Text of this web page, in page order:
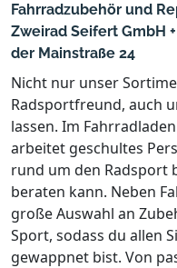
Fahrradzubehör und
Zweirad Seifert GmbH
der Mainstraße 24
Nicht nur unser
Radsportfreund, auch
lassen. Im
arbeitet geschultes
rund um den Radsport
beraten kann. Neben
große Auswahl an
Sport, sodass du allen
gewappnet bist. Von